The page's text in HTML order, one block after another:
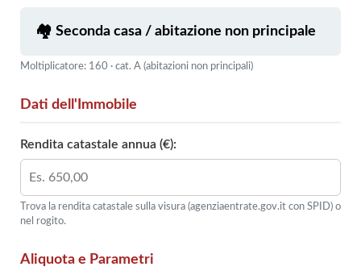
Moltiplicatore: 160 · cat. A (abitazioni non principali)
Dati dell'Immobile
Rendita catastale annua (€):
Trova la rendita catastale sulla visura (agenziaentrate.gov.it con SPID) o
nel rogito.
Aliquota e Parametri